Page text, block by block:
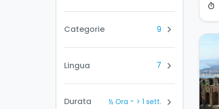
Categorie 9 chevron_right
Lingua 7 chevron_right
Durata ½ Ora - > 1 sett. chevron_right
timer